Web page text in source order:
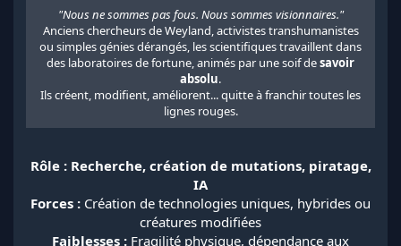
"Nous ne sommes pas fous. Nous sommes visionnaires."
Anciens chercheurs de Weyland, activistes transhumanistes
ou simples génies dérangés, les scientifiques travaillent dans
des laboratoires de fortune, animés par une soif desavoir
absolu.
Ils créent, modifient, améliorent... quitte à franchir toutes les
lignes rouges.​
Rôle : Recherche, création de mutations, piratage,
IA
Forces : Création de technologies uniques, hybrides ou
créatures modifiées
Faiblesses : Fragilité physique, dépendance aux